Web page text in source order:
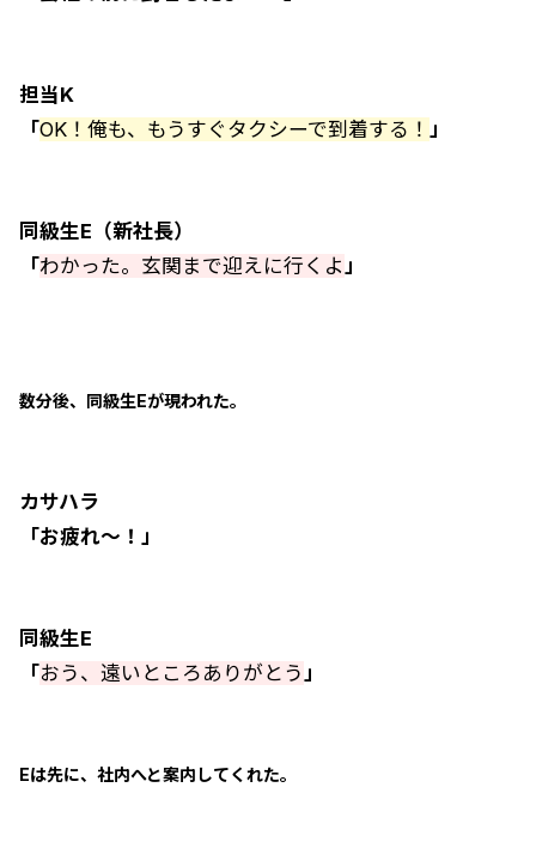
担当K
「OK！俺も、もうすぐタクシーで到着する！ 」
同級生E（新社長）
「わかった。玄関まで迎えに行くよ 」
数分後、同級生Eが現われた。
カサハラ
「お疲れ～！」
同級生E
「おう、遠いところありがとう 」
Eは先に、社内へと案内してくれた。